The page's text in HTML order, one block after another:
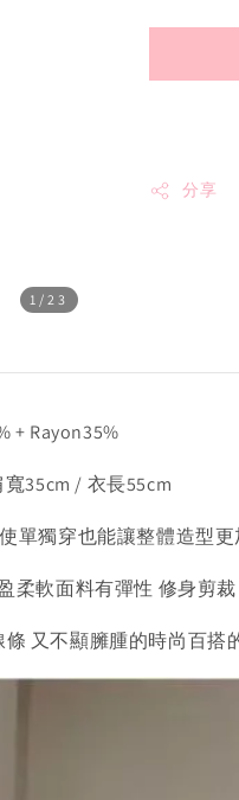
1 /23
分享
+ Rayon35%
35cm / 衣長55cm
單獨穿也能讓整體造型
柔軟面料有彈性 修身剪
又不顯臃腫的時尚百搭